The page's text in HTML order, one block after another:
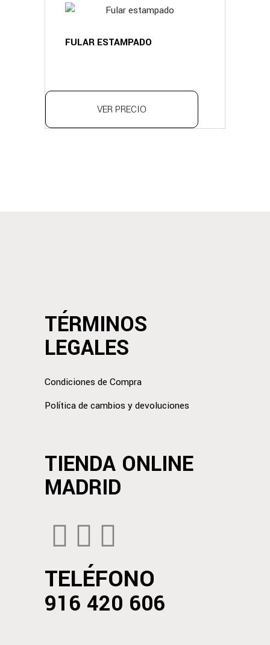
FULAR ESTAMPADO
VER PRECIO
TÉRMINOS
LEGALES
Condiciones de Compra
Política de cambios y devoluciones
TIENDA ONLINE
MADRID
TELÉFONO
916 420 606